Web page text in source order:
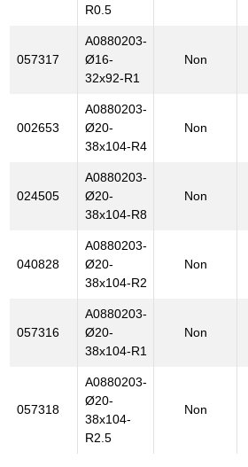
R0.5
057317
A0880203-
Ø16-
32x92-R1
Non
002653
A0880203-
Ø20-
38x104-R4
Non
024505
A0880203-
Ø20-
38x104-R8
Non
040828
A0880203-
Ø20-
38x104-R2
Non
057316
A0880203-
Ø20-
38x104-R1
Non
057318
A0880203-
Ø20-
38x104-
R2.5
Non